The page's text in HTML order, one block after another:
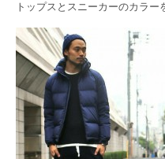
トップスとスニーカーのカラー